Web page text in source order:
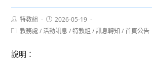
Post
author:
特教組
Post
published:
2026-05-19
Post教務處 / 活動訊息 / 特教組 / 訊息轉知 / 首頁公告
說明：